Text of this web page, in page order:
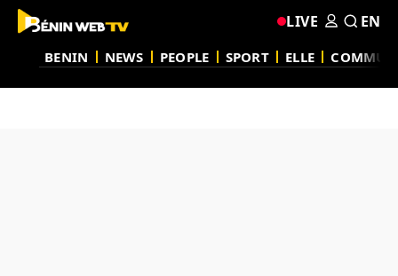
BENIN NEWS PEOPLE SPORT ELLE
LIVE EN